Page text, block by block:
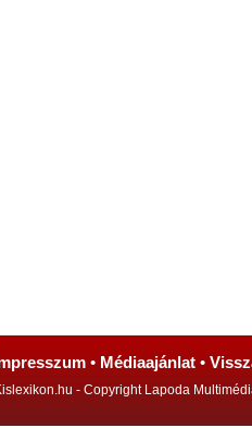
• Médiaajánlat •
- Copyright Lapoda